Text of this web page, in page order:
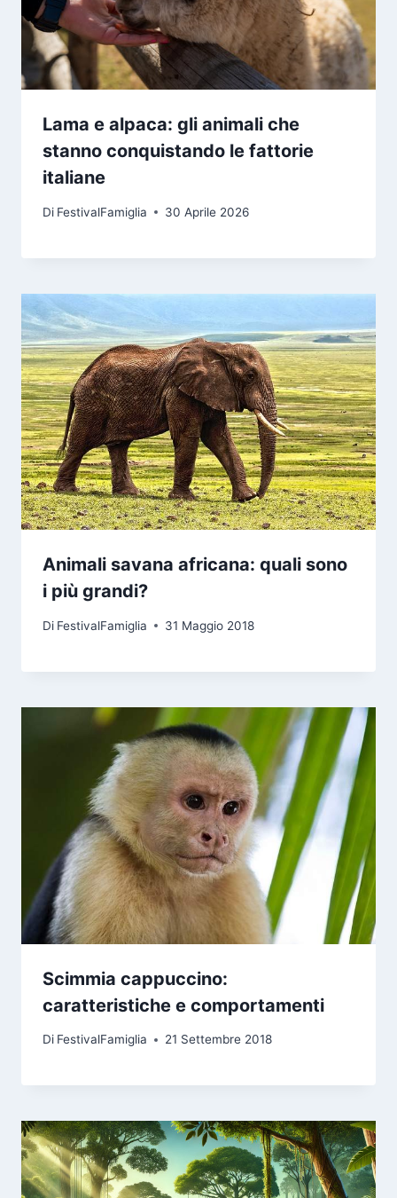
Lama e alpaca: gli animali che
stanno conquistando le fattorie
italiane
Di FestivalFamiglia 30 Aprile 2026
Animali savana africana: quali sono
i più grandi?
Di FestivalFamiglia 31 Maggio 2018
Scimmia cappuccino:
caratteristiche e comportamenti
Di FestivalFamiglia 21 Settembre 2018